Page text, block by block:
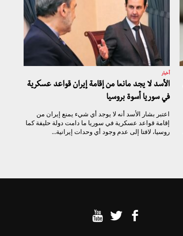
أخبار
الأسد لا يجد مانعا من إقامة إيران قواعد عسكرية
في سوريا أسوة بروسيا
اعتبر بشار الأسد أنه لا يوجد أي شيء يمنع إيران من
إقامة قواعد عسكرية في سوريا ما دامت دولة حليفة كما
روسيا، لافتا إلى عدم وجود أي وحدات إيرانية...